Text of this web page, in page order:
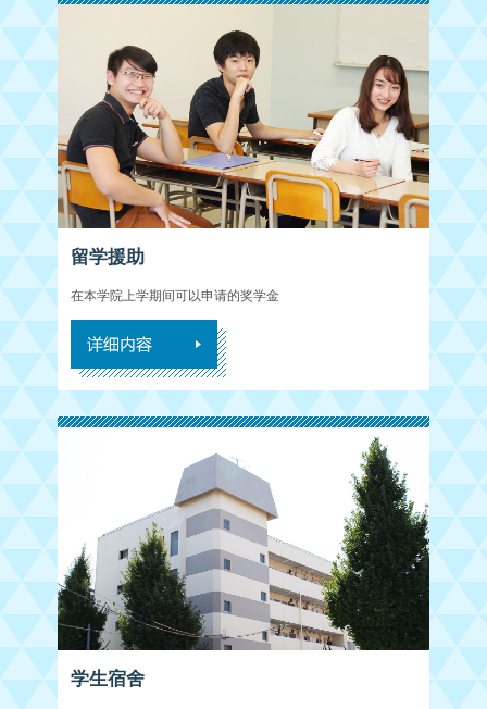
留学援助
在本学院上学期间可以申请的奖学金
学生宿舍